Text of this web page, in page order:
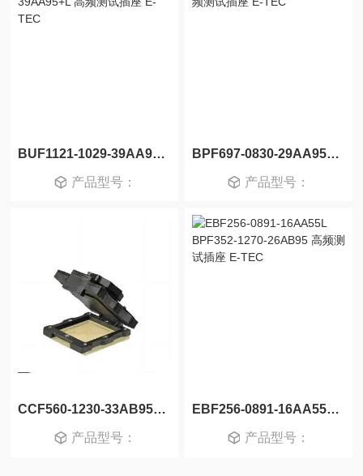
BUF1121-1029-39AA95H+L BPF1517-1030-39AA95+L 高频测试插座 E-TEC
产品型号：
BPF697-0830-29AA95+L BPF697-0829-29AA95+L 高频测试插座 E-TEC
产品型号：
CCF560-1230-33AB95+L CCW717-1230-27AA95+L 高频测试插座 E-TEC
产品型号：
EBF256-0891-16AA55L BPF352-1270-26AB95 高频测试插座 E-TEC
产品型号：